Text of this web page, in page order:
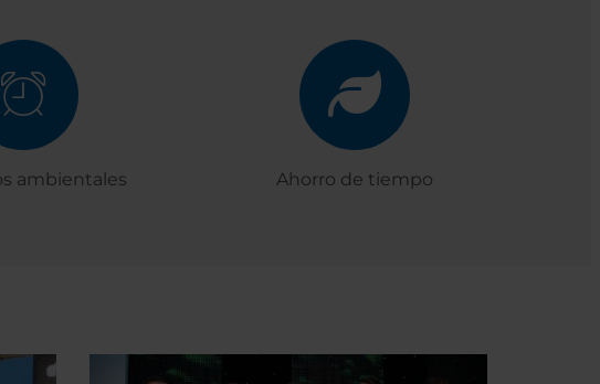
ambientales Ahorro de tiempo